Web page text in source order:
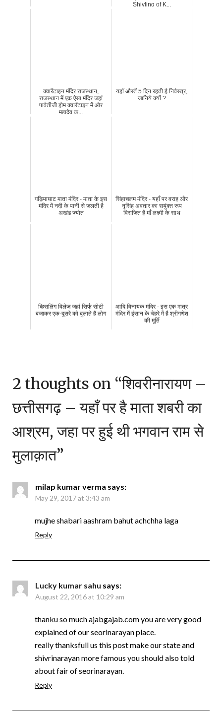
Shivling of K...
क्वारैंटाइन मंदिर राजस्थान,
राजस्थान में एक ऐसा मंदिर जहां
पार्वतीजी होम क्वारैंटाइन में और
महादेव क...
यहाँ औरतें 5 दिन रहती है निर्वस्त्र,
जानिये क्यों ?
गड़ियाघाट माता मंदिर - माता के इस
मंदिर में नदी के पानी से जलती है
अखंड ज्योत
सिंहाचलम मंदिर - यहाँ पर वराह और
नृसिंह अवतार का सयुंक्त रूप
विराजित है माँ लक्ष्मी के साथ
व्हिसलिंग विलेज जहां सिर्फ सीटी
बजाकर एक-दूसरे को बुलाते हैं लोग
आदि विनायक मंदिर - इस एक मात्र
मंदिर में इंसान के चेहरे में है श्रीगणेश
की मूर्ति
2 thoughts on “शिवरीनारायण –
छत्तीसगढ़ – यहाँ पर है माता शबरी का
आश्रम, जहा पर हुई थी भगवान राम से
मुलाक़ात”
milap kumar verma says:
May 29, 2017 at 3:43 am
mujhe shabari aashram bahut achchha laga
Reply
Lucky kumar sahu says:
August 22, 2016 at 10:29 am
thanku so much ajabgajab.com you are very good
explained of our seorinarayan place.
really thanksfull us this post make our state and
shivrinarayan more famous you should also told
about fair of seorinarayan.
Reply